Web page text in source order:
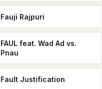
Fauji Rajpuri
FAUL feat. Wad Ad vs.
Pnau
Fault Justification